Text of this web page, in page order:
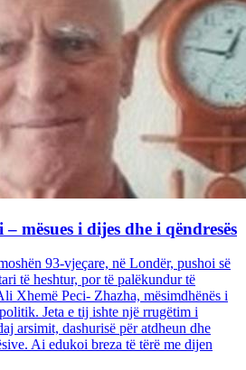
mësues i dijes dhe i qëndresës
93-vjeçare, në Londër, pushoi së
të heshtur, por të palëkundur të
Xhemë Peci- Zhazha, mësimdhënës i
Jeta e tij ishte një rrugëtim i
arsimit, dashurisë për atdheun dhe
Ai edukoi breza të tërë me dijen